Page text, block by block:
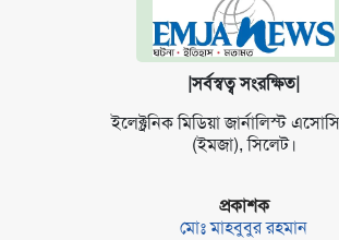
|সর্বস্বত্ব সংরক্ষিত|
ইলেক্ট্র‌নিক মি‌ডিয়া জার্না‌লিস্ট
(ইমজা), সি‌লেট।
প্রকাশক
মোঃ মাহবুবুর রহমান